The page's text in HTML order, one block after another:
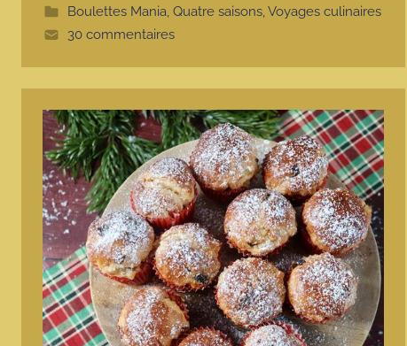
t
Boulettes Mania, Quatre saisons,Voyages culinaires
30 commentaires